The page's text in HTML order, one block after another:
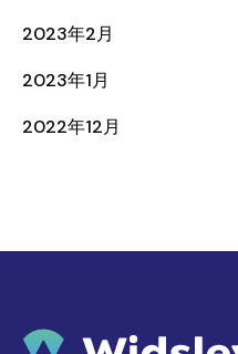
2023年2月
2023年1月
2022年12月